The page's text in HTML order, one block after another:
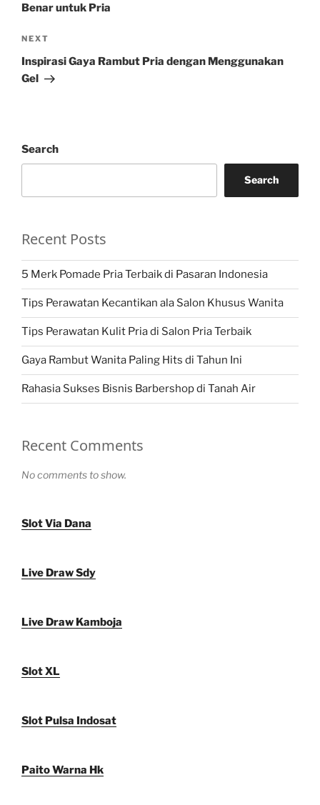
Benar untuk Pria
Next
Post
NEXT
Inspirasi Gaya Rambut Pria dengan Menggunakan
Gel
Search
Search
Recent Posts
5 Merk Pomade Pria Terbaik di Pasaran Indonesia
Tips Perawatan Kecantikan ala Salon Khusus Wanita
Tips Perawatan Kulit Pria di Salon Pria Terbaik
Gaya Rambut Wanita Paling Hits di Tahun Ini
Rahasia Sukses Bisnis Barbershop di Tanah Air
Recent Comments
No comments to show.
Slot Via Dana
Live Draw Sdy
Live Draw Kamboja
Slot XL
Slot Pulsa Indosat
Paito Warna Hk